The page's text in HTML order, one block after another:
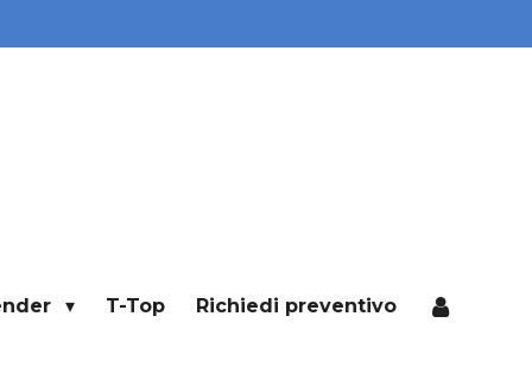
T-Top Richiedi preventivo